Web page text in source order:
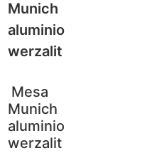
Mesa
Munich
aluminio
werzalit